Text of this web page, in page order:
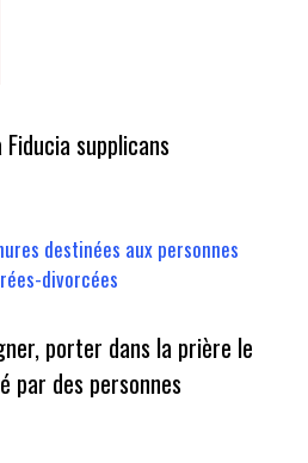
supplicans
destinées aux personnes
divorcées
porter dans la prière le
par des personnes